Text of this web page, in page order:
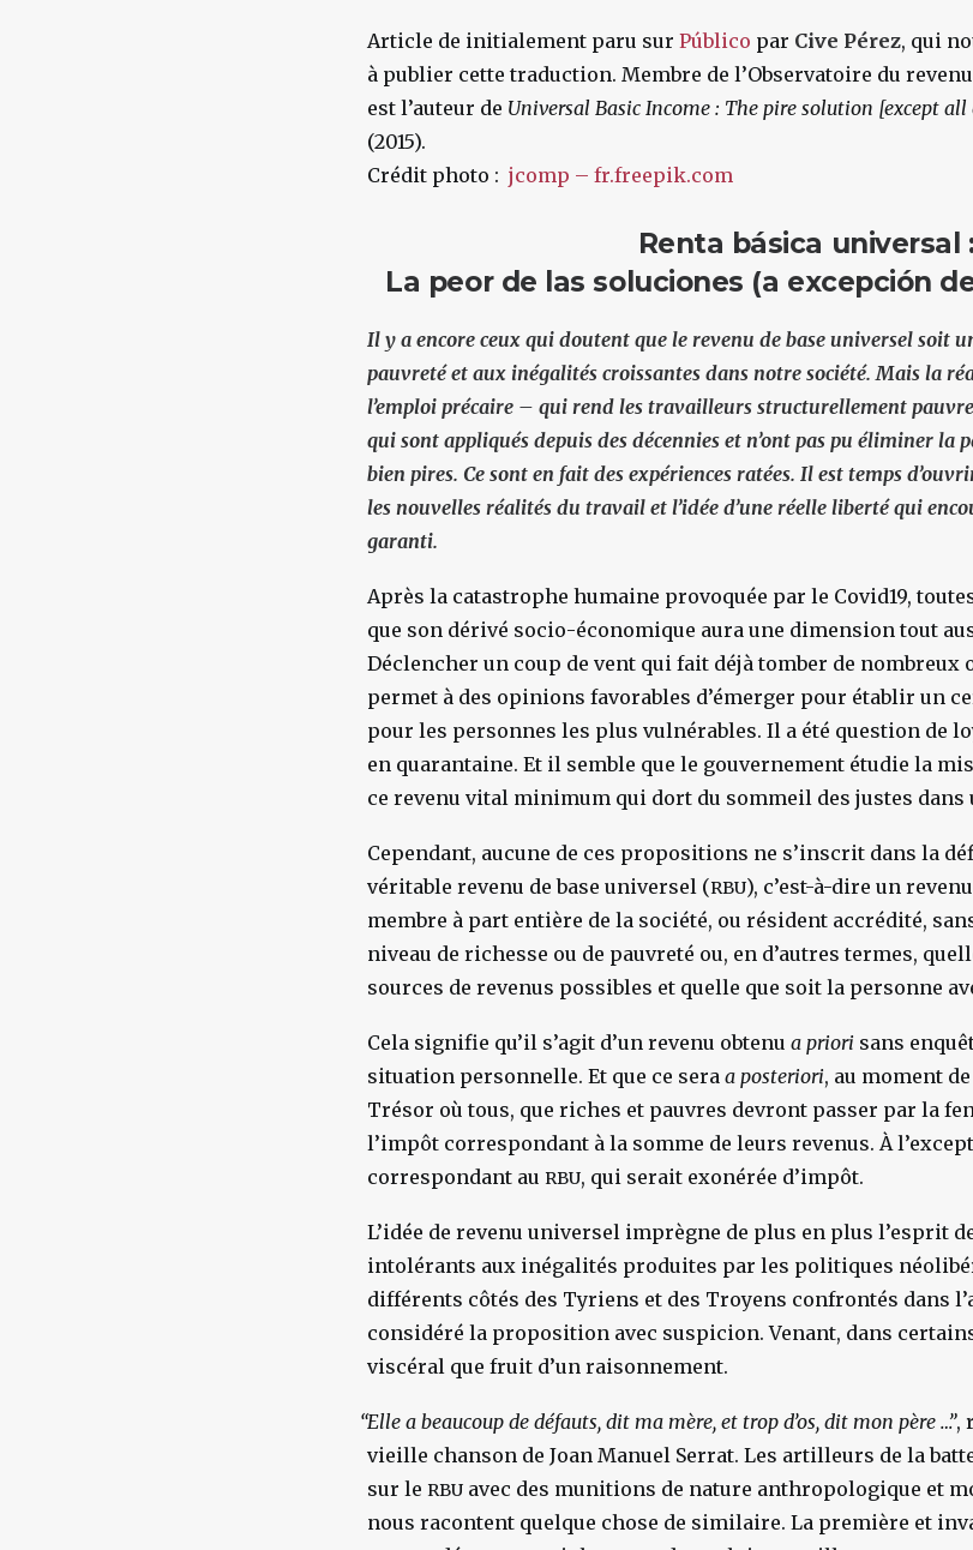
Article de initialement paru sur Público par Cive Pérez, qui
à publier cette traduction. Membre de l’Observatoire du
est l’auteur de Universal Basic Income : The pire solution [except all
(2015).
Crédit photo : jcomp – fr.freepik.com
Renta básica universal :
La peor de las soluciones (a excepción
Il y a encore ceux qui doutent que le revenu de base universel soit
pauvreté et aux inégalités croissantes dans notre société. Mais la
l’emploi précaire – qui rend les travailleurs structurellement
qui sont appliqués depuis des décennies et n’ont pas pu éliminer la
bien pires. Ce sont en fait des expériences ratées. Il est temps
les nouvelles réalités du travail et l’idée d’une réelle liberté qui
garanti.
Après la catastrophe humaine provoquée par le Covid19,
que son dérivé socio-économique aura une dimension tout
Déclencher un coup de vent qui fait déjà tomber de nombreux
permet à des opinions favorables d’émerger pour établir un
pour les personnes les plus vulnérables. Il a été question de
en quarantaine. Et il semble que le gouvernement étudie la
ce revenu vital minimum qui dort du sommeil des justes
Cependant, aucune de ces propositions ne s’inscrit dans la
véritable revenu de base universel (RBU), c’est-à-dire un
membre à part entière de la société, ou résident accrédité,
niveau de richesse ou de pauvreté ou, en d’autres termes,
sources de revenus possibles et quelle que soit la personne
Cela signifie qu’il s’agit d’un revenu obtenu a priori sans
situation personnelle. Et que ce sera a posteriori, au moment
Trésor où tous, que riches et pauvres devront passer par la
l’impôt correspondant à la somme de leurs revenus. À
correspondant au RBU, qui serait exonérée d’impôt.
L’idée de revenu universel imprègne de plus en plus l’esprit
intolérants aux inégalités produites par les politiques
différents côtés des Tyriens et des Troyens confrontés dans
considéré la proposition avec suspicion. Venant, dans
viscéral que fruit d’un raisonnement.
“Elle a beaucoup de défauts, dit ma mère, et trop d’os, dit mon père …”,
vieille chanson de Joan Manuel Serrat. Les artilleurs de la
sur le RBU avec des munitions de nature anthropologique et
nous racontent quelque chose de similaire. La première et